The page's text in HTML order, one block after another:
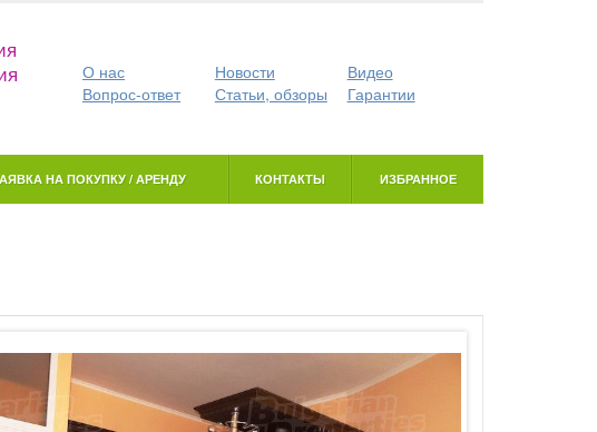
О нас Новости
Видео
Вопрос-ответ
Статьи, обзоры Гарантии
НА ПОКУПКУ / АРЕНДУ КОНТАКТЫ ИЗБРАННОЕ